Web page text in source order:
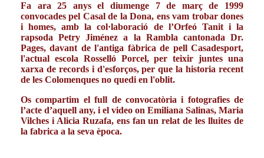
Fa ara 25 anys el diumenge 7 de març de 1999
convocades pel Casal de la Dona, ens vam trobar dones
i homes, amb la col·laboració de l’Orfeó Tanit i la
rapsoda Petry Jiménez a la Rambla cantonada Dr.
Pages, davant de l'antiga fàbrica de pell Casadesport,
l'actual escola Rosselló Porcel, per teixir juntes una
xarxa de records i d'esforços, per que la historia recent
de les Colomenques no quedi en l'oblit.
Os compartim el full de convocatòria i fotografies de
l’acte d’aquell any, i el video on Emiliana Salinas, Maria
Vilches i Alicia Ruzafa, ens fan un relat de les lluites de
la fabrica a la seva època.